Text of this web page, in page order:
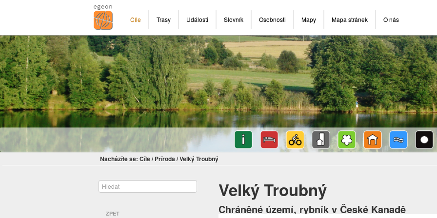
Cíle Trasy Události Slovník Osobnosti Mapy Mapa stránek O nás
Nacházíte se: Cíle/ Příroda/Velký Troubný
ZPĚT
Velký Troubný
Chráněné území, rybník v České Kanadě